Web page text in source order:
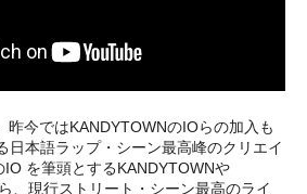
昨今ではKANDYTOWNのIOらの加入も
日本語ラップ・シーン最高峰のクリエイ
IO を筆頭とするKANDYTOWNや
、現行ストリート・シーン最高のライ